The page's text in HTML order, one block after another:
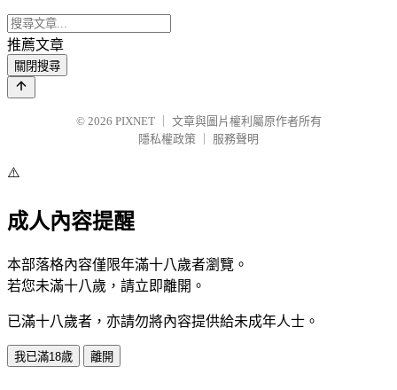
推薦文章
關閉搜尋
© 2026 PIXNET
文章與圖片權利屬原作者所有
隱私權政策
服務聲明
⚠️
成人內容提醒
本部落格內容僅限年滿十八歲者瀏覽。
若您未滿十八歲，請立即離開。
已滿十八歲者，亦請勿將內容提供給未成年人士。
我已滿18歲 離開